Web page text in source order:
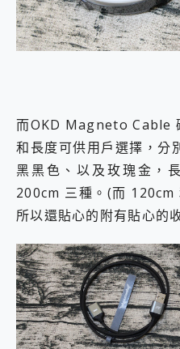
而OKD Magneto Cable
和長度可供用戶選擇，分
黑黑色、以及玫瑰金，
200cm 三種。(而 120cm
所以還貼心的附有貼心的